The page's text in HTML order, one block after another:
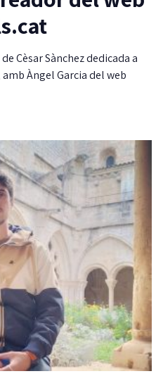
Cèsar Sànchez dedicada a
Àngel Garcia del web